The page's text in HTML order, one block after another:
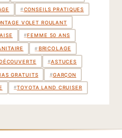
# CONSEILS PRATIQUES
VOLET ROULANT
#FEMME 50 ANS
#BRICOLAGE
#ASTUCES
GRATUITS #GARÇON
#TOYOTA LAND CRUISER